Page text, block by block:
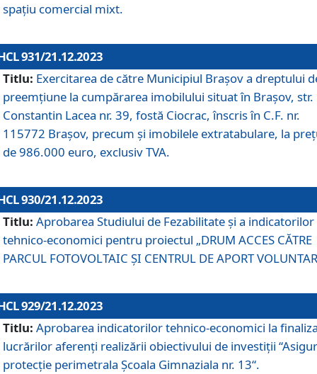
spațiu comercial mixt.
931/21.12.2023
Titlu: Exercitarea de către Municipiul Brașov a dreptului
preemțiune la cumpărarea imobilului situat în Brașov, str.
Constantin Lacea nr. 39, fostă Ciocrac, înscris în C.F. nr.
115772 Brașov, precum și imobilele extratabulare, la
de 986.000 euro, exclusiv TVA.
930/21.12.2023
Titlu: Aprobarea Studiului de Fezabilitate și a indicatorilor
tehnico-economici pentru proiectul „DRUM ACCES CĂTRE
PARCUL FOTOVOLTAIC ȘI CENTRUL DE APORT
929/21.12.2023
Titlu: Aprobarea indicatorilor tehnico-economici la
lucrărilor aferenți realizării obiectivului de investiții
protecție perimetrala Școala Gimnaziala nr. 13“.